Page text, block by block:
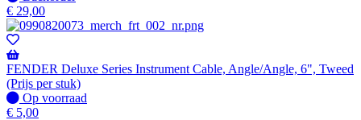
op
voorraad
-
Wordt
verzonden
wanneer
beschikbaar
€ 29,00
FENDER Deluxe Series Instrument Cable, Angle/Angle, 6", Tweed
(Prijs per stuk)
Op
voorraad
Op voorraad
€ 5,00